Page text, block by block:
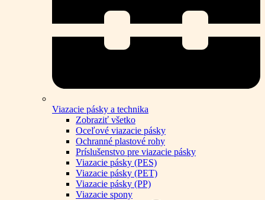
Viazacie pásky a technika
Zobraziť všetko
Oceľové viazacie pásky
Ochranné plastové rohy
Príslušenstvo pre viazacie pásky
Viazacie pásky (PES)
Viazacie pásky (PET)
Viazacie pásky (PP)
Viazacie spony